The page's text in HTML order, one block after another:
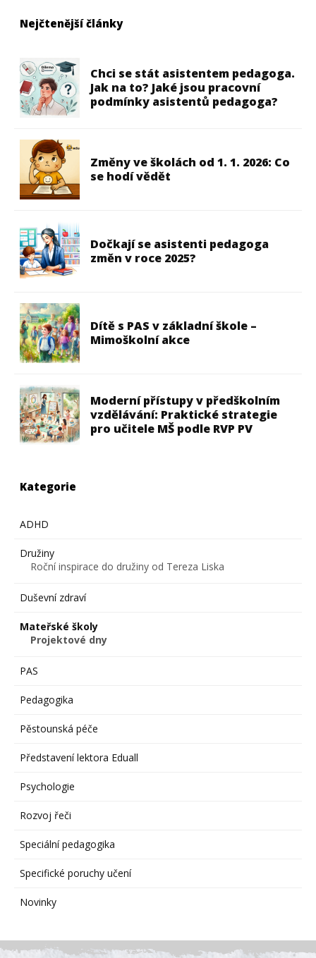
Nejčtenější články
Chci se stát asistentem pedagoga.
Jak na to? Jaké jsou pracovní
podmínky asistentů pedagoga?
Změny ve školách od 1. 1. 2026: Co
se hodí vědět
Dočkají se asistenti pedagoga
změn v roce 2025?
Dítě s PAS v základní škole –
Mimoškolní akce
Moderní přístupy v předškolním
vzdělávání: Praktické strategie
pro učitele MŠ podle RVP PV
Kategorie
ADHD
Družiny
Roční inspirace do družiny od Tereza Liska
Duševní zdraví
Mateřské školy
Projektové dny
PAS
Pedagogika
Pěstounská péče
Představení lektora Eduall
Psychologie
Rozvoj řeči
Speciální pedagogika
Specifické poruchy učení
Novinky